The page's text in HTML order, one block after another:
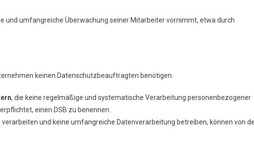
und umfangreiche Überwachung seiner Mitarbeiter vornimmt, etwa durch
keinen Datenschutzbeauftragten benötigen:
, die keine regelmäßige und systematische Verarbeitung personenbezogener
einen DSB zu benennen.
verarbeiten und keine umfangreiche Datenverarbeitung betreiben, können von